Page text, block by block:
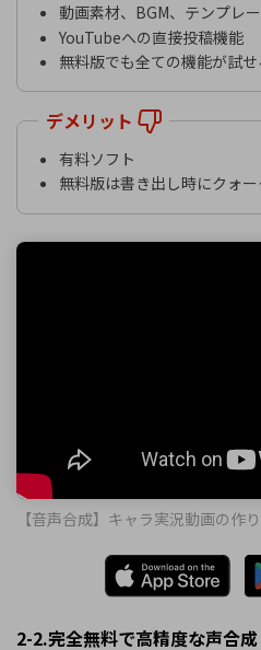
動画素材、BGM、テンプレ
YouTubeへの直接投稿機能
無料版でも全ての機能が試せ
デメリット
有料ソフト
無料版は書き出し時にクォ
【音声合成】キャラ実況動画の
2-2.完全無料で高精度な声合成